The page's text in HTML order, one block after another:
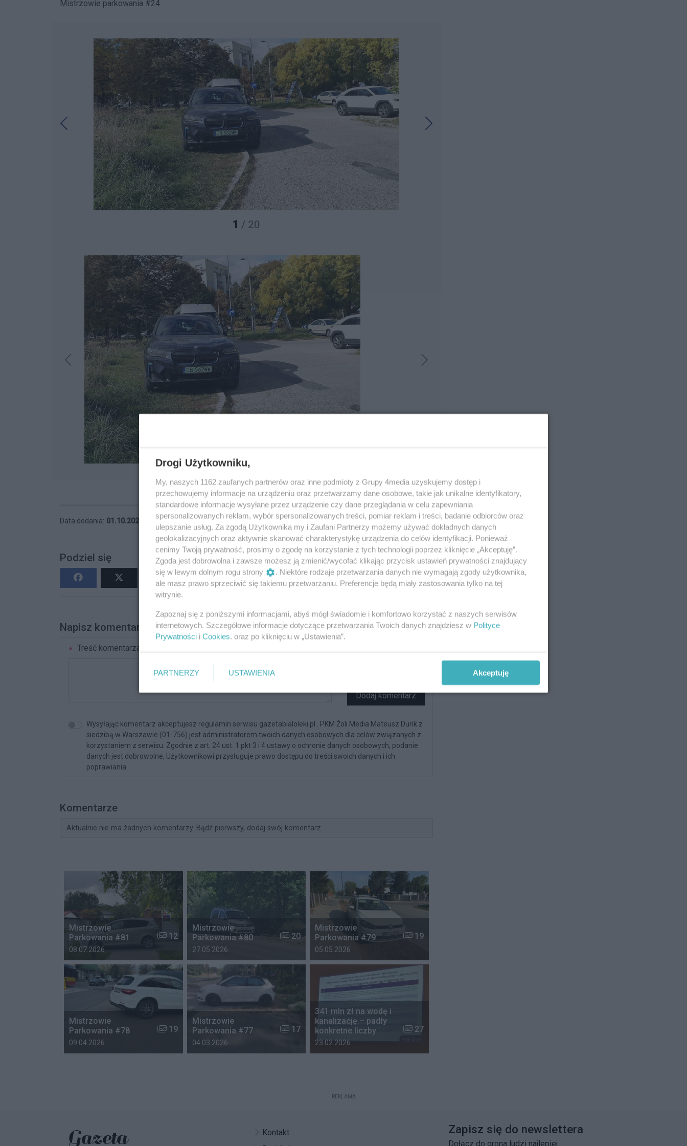
Mistrzowie parkowania #24
1 / 20
Data dodania: 01.10.2024 18:22 Wyświetleń: 1378
Podziel się Oceń
0 0
Napisz komentarz
Treść komentarza
Dodaj komentarz
Wysyłając komentarz akceptujesz regulamin serwisu gazetabialoleki.pl . PKM Żoli Media Mateusz Durik z
siedzibą w Warszawie (01-756) jest administratorem twoich danych osobowych dla celów związanych z
korzystaniem z serwisu. Zgodnie z art. 24 ust. 1 pkt 3 i 4 ustawy o ochronie danych osobowych, podanie
danych jest dobrowolne, Użytkownikowi przysługuje prawo dostępu do treści swoich danych i ich
poprawiania.
Komentarze
Aktualnie nie ma żadnych komentarzy. Bądź pierwszy, dodaj swój komentarz.
Mistrzowie
Parkowania #81
Liczba zdjęć w galerii:
12
Data dodania galerii:
08.07.2026
Mistrzowie
Parkowania #80
Liczba zdjęć w galerii:
20
Data dodania galerii:
27.05.2026
Mistrzowie
Parkowania #79
Liczba zdjęć w galerii:
19
Data dodania galerii:
05.05.2026
Mistrzowie
Parkowania #78
Liczba zdjęć w galerii:
19
Data dodania galerii:
09.04.2026
Mistrzowie
Parkowania #77
Liczba zdjęć w galerii:
17
Data dodania galerii:
04.03.2026
341 mln zł na wodę i
kanalizację – padły
konkretne liczby
Liczba zdjęć w galerii:
27
Data dodania galerii:
23.02.2026
REKLAMA
Kontakt
Zapisz się do newslettera
Dołącz do grona ludzi najlepiej
Drogi Użytkowniku,
My, naszych 1162 zaufanych partnerów oraz inne podmioty z Grupy 4media uzyskujemy dostęp i
przechowujemy informacje na urządzeniu oraz przetwarzamy dane osobowe, takie jak unikalne identyfikatory,
standardowe informacje wysyłane przez urządzenie czy dane przeglądania w celu zapewniania
spersonalizowanych reklam, wybór spersonalizowanych treści, pomiar reklam i treści, badanie odbiorców oraz
ulepszanie usług. Za zgodą Użytkownika my i Zaufani Partnerzy możemy używać dokładnych danych
geolokalizacyjnych oraz aktywnie skanować charakterystykę urządzenia do celów identyfikacji. Ponieważ
cenimy Twoją prywatność, prosimy o zgodę na korzystanie z tych technologii poprzez kliknięcie „Akceptuję”.
Zgoda jest dobrowolna i zawsze możesz ją zmienić/wycofać klikając przycisk ustawień prywatności znajdujący
się w lewym dolnym rogu strony
. Niektóre rodzaje przetwarzania danych nie wymagają zgody użytkownika,
ale masz prawo sprzeciwić się takiemu przetwarzaniu. Preferencje będą miały zastosowania tylko na tej
witrynie.
Zapoznaj się z poniższymi informacjami, abyś mógł świadomie i komfortowo korzystać z naszych serwisów
internetowych. Szczegółowe informacje dotyczące przetwarzania Twoich danych znajdziesz w Polityce
Prywatności i Cookies. oraz po kliknięciu w „Ustawienia”.
PARTNERZY USTAWIENIA Akceptuję